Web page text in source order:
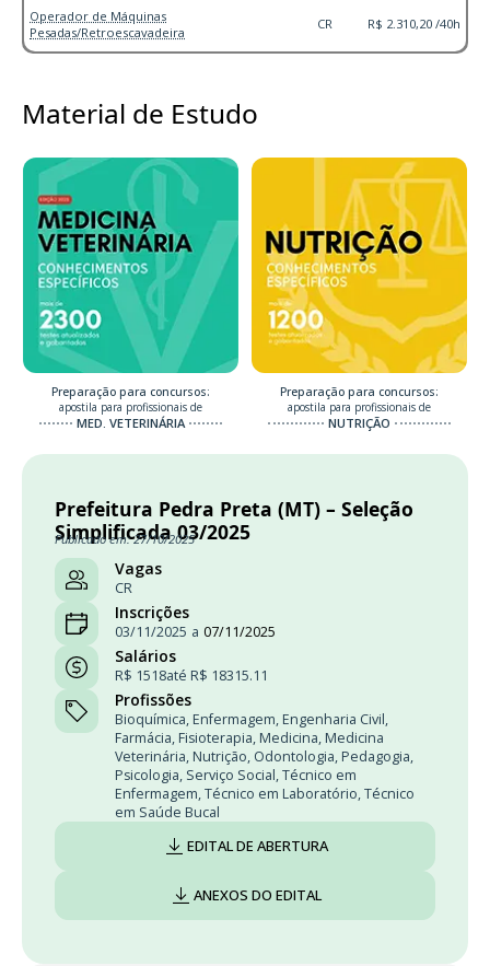
Operador de Máquinas
Pesadas/Retroescavadeira
CR R$ 2.310,20 /40h
Material de Estudo
Preparação para concursos:
apostila para profissionais de
MED. VETERINÁRIA
Preparação para concursos:
apostila para profissionais de
NUTRIÇÃO
Prefeitura Pedra Preta (MT) – Seleção
Simplificada 03/2025
Publicado em: 27/10/2025
Vagas
CR
Inscrições
03/11/2025 a 07/11/2025
Salários
R$ 1518até R$ 18315.11
Profissões
Bioquímica, Enfermagem, Engenharia Civil,
Farmácia, Fisioterapia, Medicina, Medicina
Veterinária, Nutrição, Odontologia, Pedagogia,
Psicologia, Serviço Social,Técnico em
Enfermagem,Técnico em Laboratório,Técnico
em Saúde Bucal
EDITAL DE ABERTURA
ANEXOS DO EDITAL